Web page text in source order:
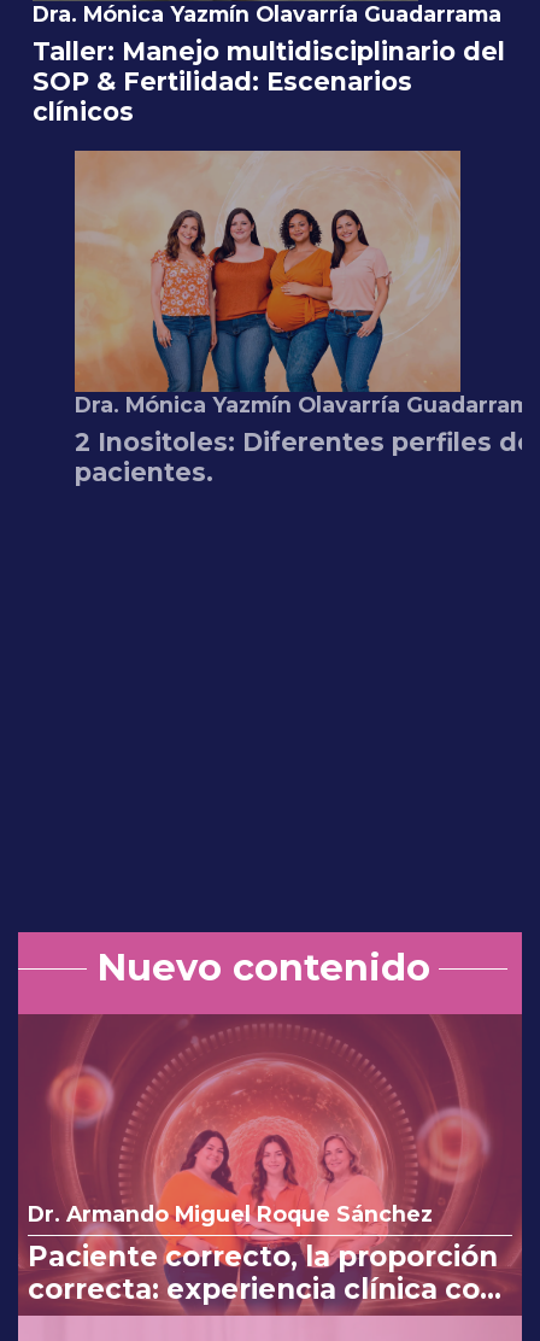
Dra. Mónica Yazmín Olavarría Guadarrama
Taller: Manejo multidisciplinario del
SOP & Fertilidad: Escenarios
clínicos
Dra. Mónica Yazmín Olavarría Guadarrama
2 Inositoles: Diferentes perfiles de
pacientes.
Nuevo contenido
Dr. Armando Miguel Roque Sánchez
Paciente correcto, la proporción
correcta: experiencia clínica con
Myo y D-Chiro-Inositol